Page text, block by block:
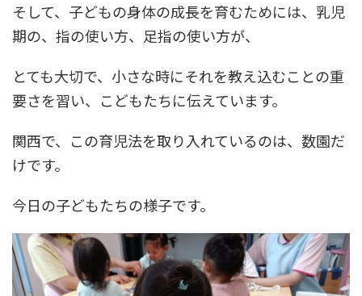
そして、子どもの身体の成長を育むためには、乳児
期の、指の使い方、足指の使い方が、
とても大切で、小さな時にそれを教え込むことの重
要さを習い、こどもたちに伝えています。
関西で、この育児法を取り入れているのは、数園だ
けです。
今日の子どもたちの様子です。